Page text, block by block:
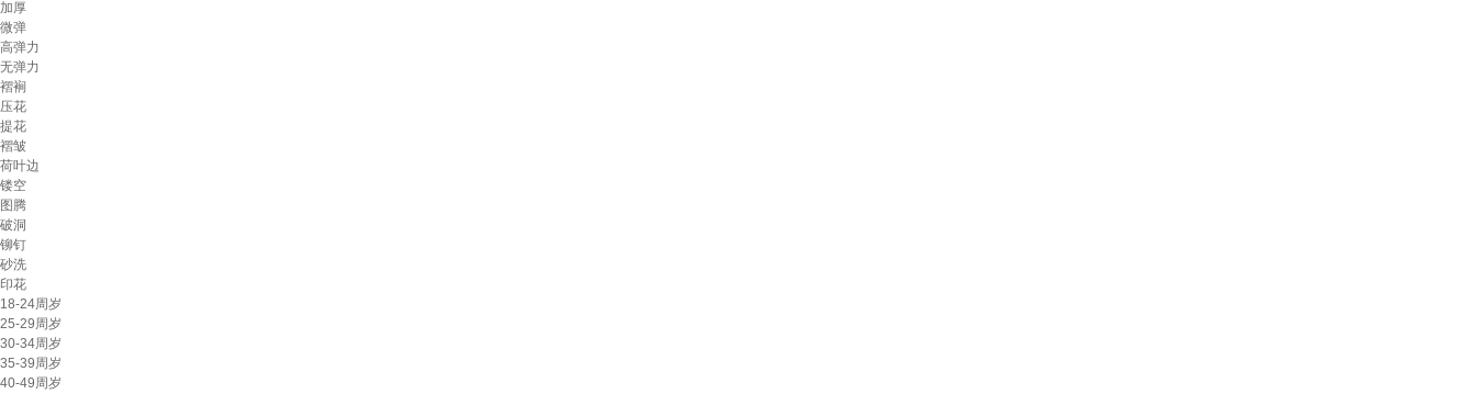
加厚
微弹
高弹力
无弹力
褶裥
压花
提花
褶皱
荷叶边
镂空
图腾
破洞
铆钉
砂洗
印花
18-24周岁
25-29周岁
30-34周岁
35-39周岁
40-49周岁